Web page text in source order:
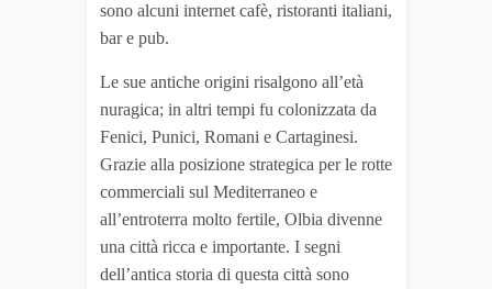
sono alcuni internet cafè, ristoranti italiani,
bar e pub.
Le sue antiche origini risalgono all’età
nuragica; in altri tempi fu colonizzata da
Fenici, Punici, Romani e Cartaginesi.
Grazie alla posizione strategica per le rotte
commerciali sul Mediterraneo e
all’entroterra molto fertile, Olbia divenne
una città ricca e importante. I segni
dell’antica storia di questa città sono